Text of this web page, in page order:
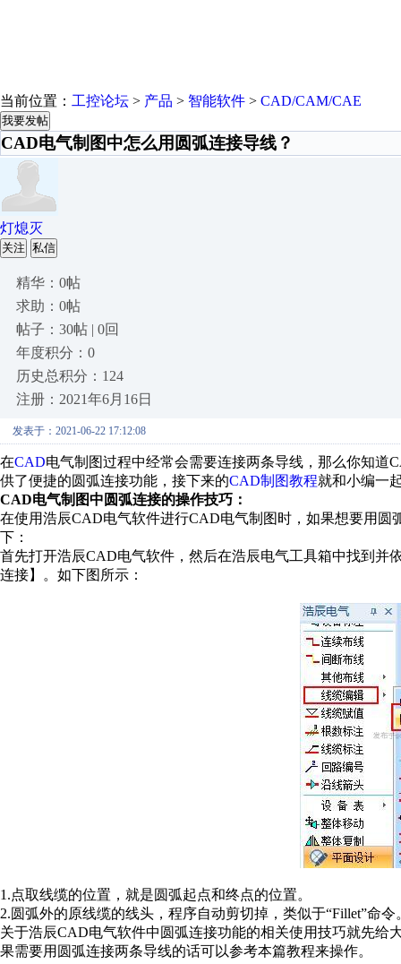
当前位置： 工控论坛 > 产品 > 智能软件 > CAD/CAM/CAE
我要发帖
CAD电气制图中怎么用圆弧连接导线？
灯熄灭
关注 私信
精华：0帖
求助：0帖
帖子：30帖 | 0回
年度积分：0
历史总积分：124
注册：2021年6月16日
发表于：2021-06-22 17:12:08
在CAD电气制图过程中经常会需要连接两条导线，那么你知道
供了便捷的圆弧连接功能，接下来的CAD制图教程就和小编一
CAD电气制图中圆弧连接的操作技巧：
在使用浩辰CAD电气软件进行CAD电气制图时，如果想要用
下：
首先打开浩辰CAD电气软件，然后在浩辰电气工具箱中找到
连接】。如下图所示：
1.点取线缆的位置，就是圆弧起点和终点的位置。
2.圆弧外的原线缆的线头，程序自动剪切掉，类似于“Fillet”命令
关于浩辰CAD电气软件中圆弧连接功能的相关使用技巧就先给
果需要用圆弧连接两条导线的话可以参考本篇教程来操作。